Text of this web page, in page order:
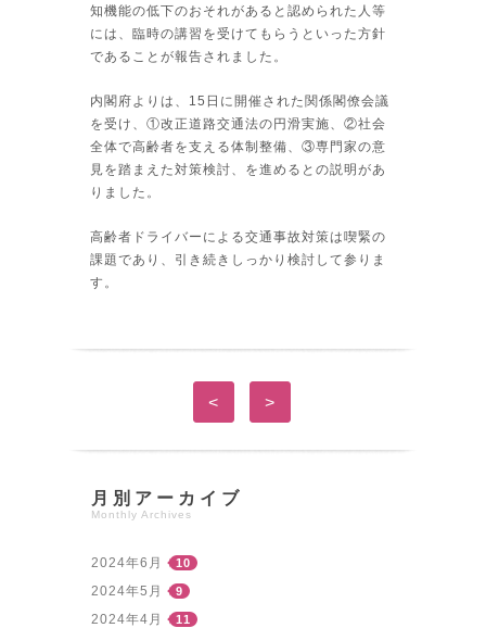
知機能の低下のおそれがあると認められた人等
には、臨時の講習を受けてもらうといった方針
であることが報告されました。
内閣府よりは、15日に開催された関係閣僚会議
を受け、①改正道路交通法の円滑実施、②社会
全体で高齢者を支える体制整備、③専門家の意
見を踏まえた対策検討、を進めるとの説明があ
りました。
高齢者ドライバーによる交通事故対策は喫緊の
課題であり、引き続きしっかり検討して参りま
す。
< >
月別アーカイブ
Monthly Archives
2024年6月 10
2024年5月 9
2024年4月 11